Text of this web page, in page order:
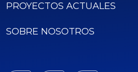
PROYECTOS ACTUALES
SOBRE NOSOTROS